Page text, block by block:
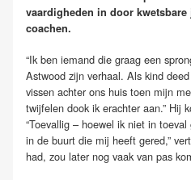
vaardigheden in door
coachen.
“Ik ben iemand die graag een
Astwood zijn verhaal. Als kind
vissen achter ons huis toen mijn
twijfelen dook ik erachter aan.” Hij
“Toevallig – hoewel ik niet in
in de buurt die mij heeft gered,”
had, zou later nog vaak van pas